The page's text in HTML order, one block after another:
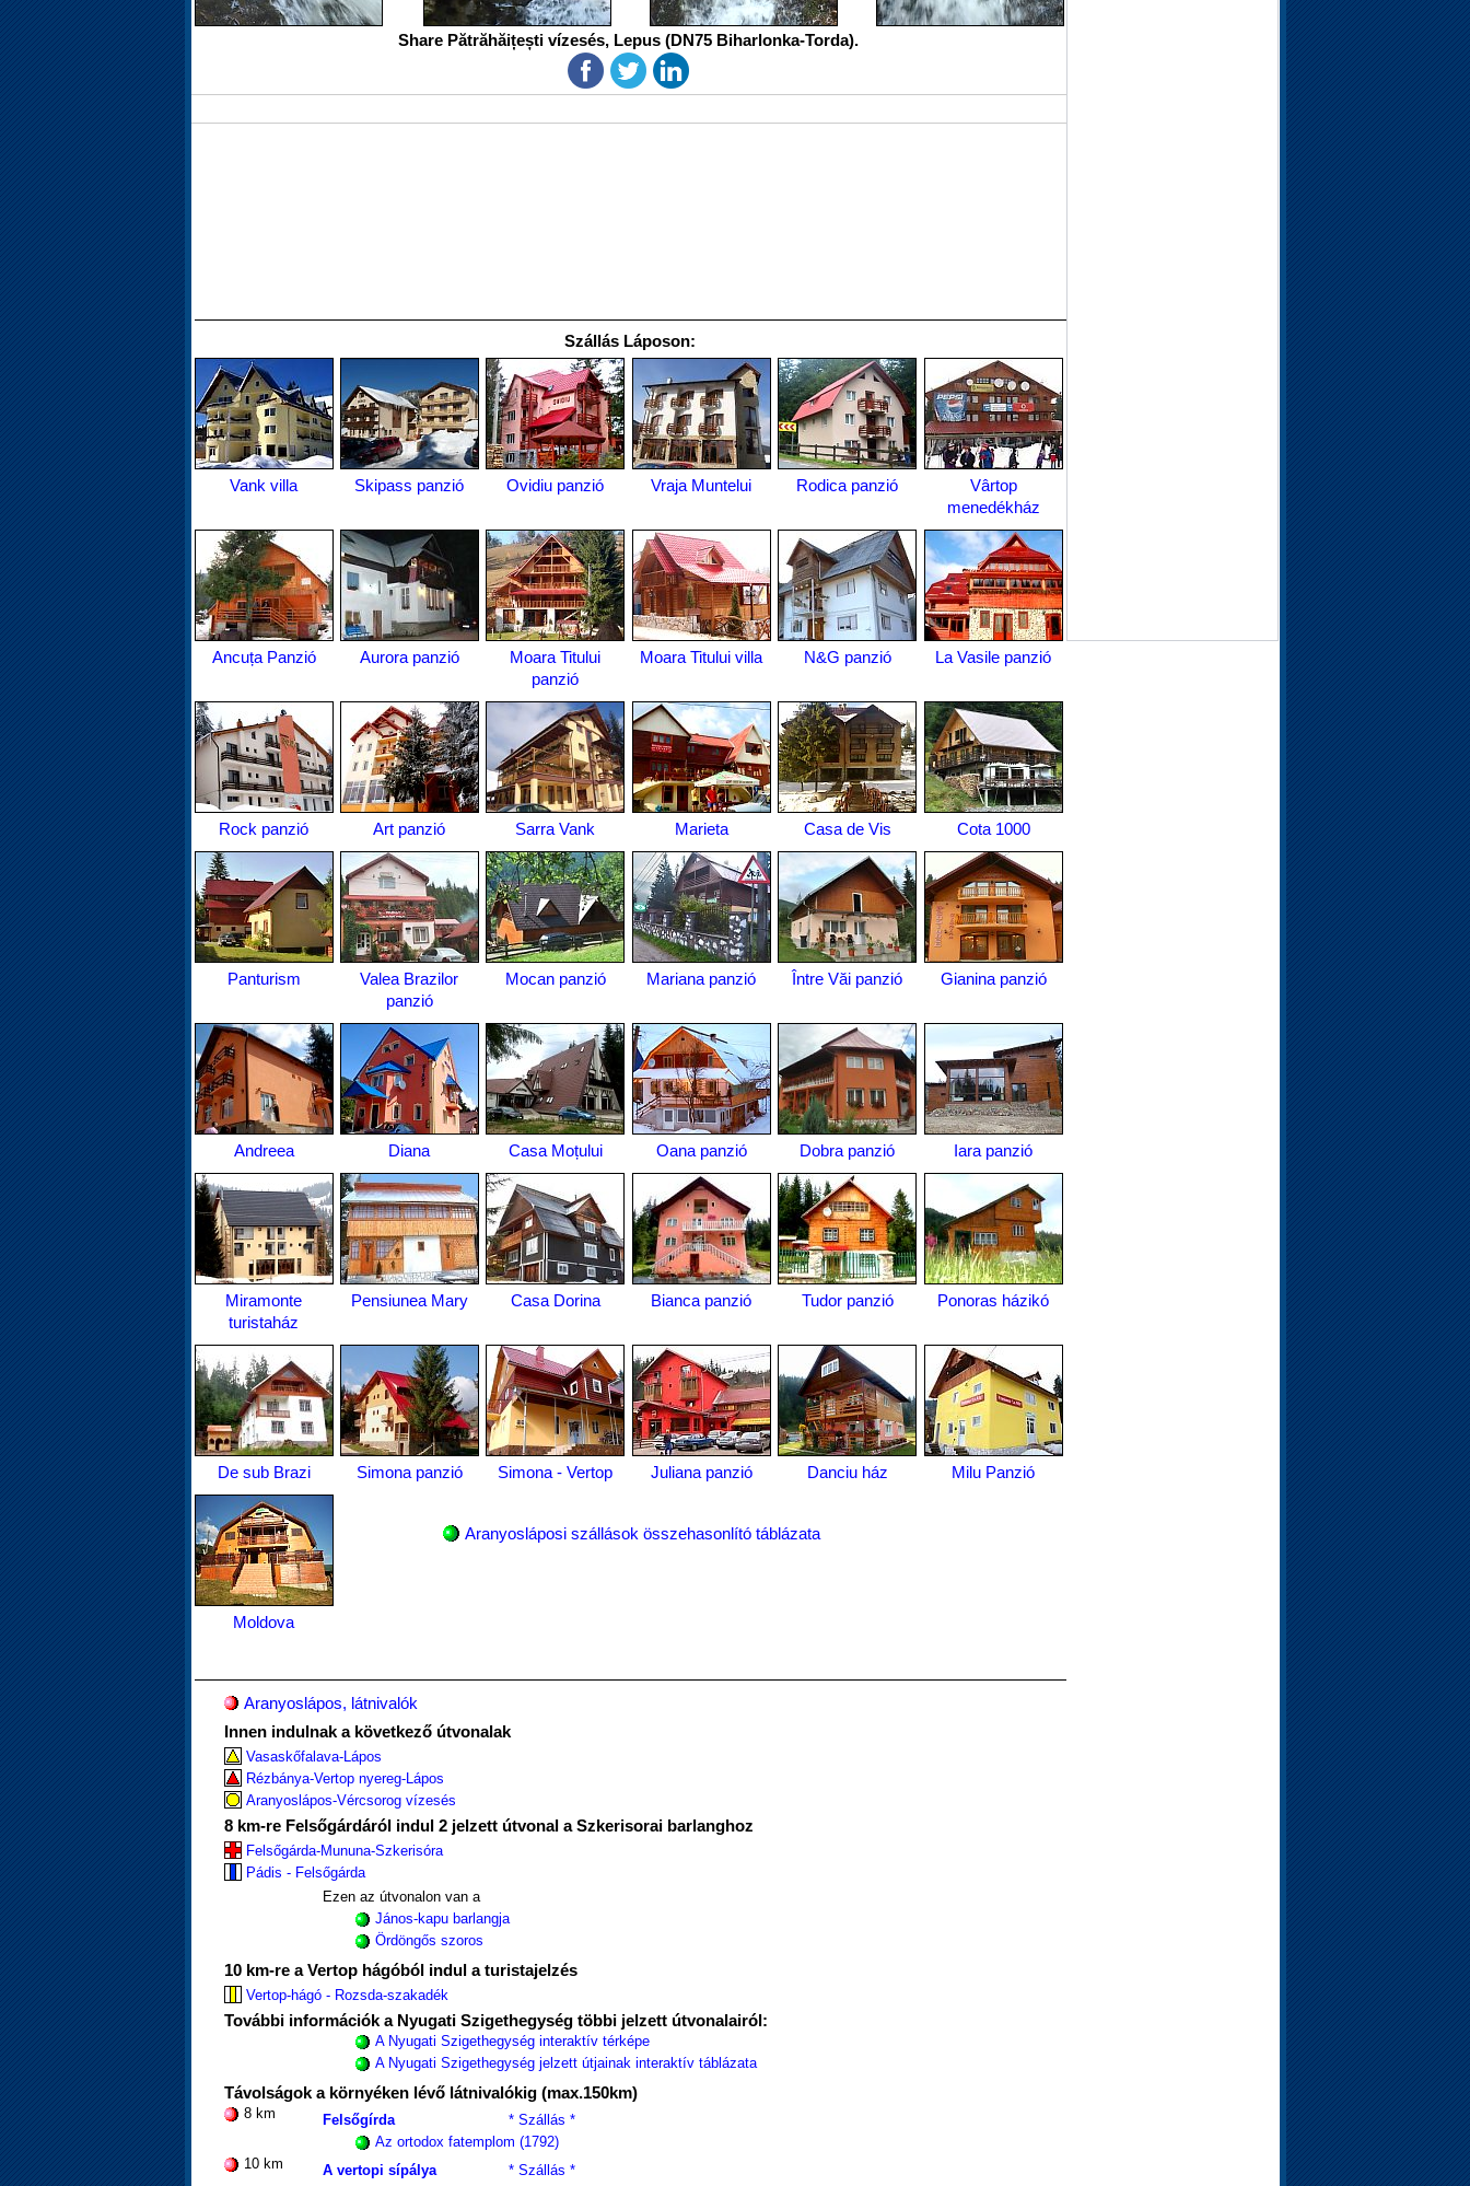
Share Pătrăhăițești vízesés, Lepus (DN75 Biharlonka-Torda).
Szállás Láposon:
Vank villa Skipass panzió Ovidiu panzió Vraja Muntelui Rodica panzió
Vârtop
menedékház
Ancuța Panzió Aurora panzió
Moara Titului
panzió
Moara Titului villa N&G panzió La Vasile panzió
Rock panzió Art panzió Sarra Vank Marieta Casa de Vis Cota 1000
Panturism
Valea Brazilor
panzió
Mocan panzió Mariana panzió Între Văi panzió Gianina panzió
Andreea Diana Casa Moțului Oana panzió Dobra panzió Iara panzió
Miramonte
turistaház
Pensiunea Mary Casa Dorina Bianca panzió Tudor panzió Ponoras házikó
De sub Brazi Simona panzió Simona - Vertop Juliana panzió Danciu ház Milu Panzió
Moldova
Aranyosláposi szállások összehasonlító táblázata
Aranyoslápos, látnivalók
Innen indulnak a következő útvonalak
Vasaskőfalava-Lápos
Rézbánya-Vertop nyereg-Lápos
Aranyoslápos-Vércsorog vízesés
8 km-re Felsőgárdáról indul 2 jelzett útvonal a Szkerisorai barlanghoz
Felsőgárda-Mununa-Szkerisóra
Pádis - Felsőgárda
Ezen az útvonalon van a
János-kapu barlangja
Ördöngős szoros
10 km-re a Vertop hágóból indul a turistajelzés
Vertop-hágó - Rozsda-szakadék
További információk a Nyugati Szigethegység többi jelzett útvonalairól:
A Nyugati Szigethegység interaktív térképe
A Nyugati Szigethegység jelzett útjainak interaktív táblázata
Távolságok a környéken lévő látnivalókig (max.150km)
8 km Felsőgírda
* Szállás *
Az ortodox fatemplom (1792)
10 km
A vertopi sípálya
* Szállás *